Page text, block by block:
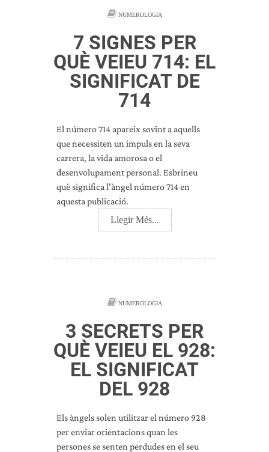
NUMEROLOGIA
7 SIGNES PER
QUÈ VEIEU 714: EL
SIGNIFICAT DE
714
El número 714 apareix sovint a aquells
que necessiten un impuls en la seva
carrera, la vida amorosa o el
desenvolupament personal. Esbrineu
què significa l'àngel número 714 en
aquesta publicació.
Llegir Més...
NUMEROLOGIA
3 SECRETS PER
QUÈ VEIEU EL 928:
EL SIGNIFICAT
DEL 928
Els àngels solen utilitzar el número 928
per enviar orientacions quan les
persones se senten perdudes en el seu